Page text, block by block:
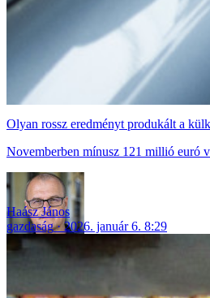
Olyan rossz eredményt produkált a
Novemberben mínusz 121 millió euró
Haász János
gazdaság
2026. január 6. 8:29